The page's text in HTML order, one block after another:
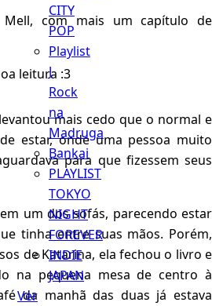
CITY
POP
Playlist
J
Rock
na
Madruga
Bankai
PLAYLIST
TOKYO
NIGHT
FOREVER
INDIE
JAPAN
Ver
com mais um capítulo de
leitura :3
mais cedo que o normal e
estar, onde uma pessoa muito
para que fizessem seus
um dos sofás, parecendo estar
tinha entre suas mãos. Porém,
de Katarina, ela fechou o livro e
na pequena mesa de centro à
da manhã das duas já estava